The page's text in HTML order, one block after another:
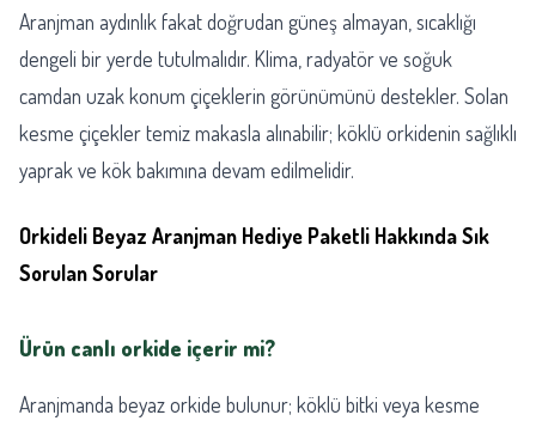
Aranjman aydınlık fakat doğrudan güneş almayan, sıcaklığı
dengeli bir yerde tutulmalıdır. Klima, radyatör ve soğuk
camdan uzak konum çiçeklerin görünümünü destekler. Solan
kesme çiçekler temiz makasla alınabilir; köklü orkidenin sağlıklı
yaprak ve kök bakımına devam edilmelidir.
Orkideli Beyaz Aranjman Hediye Paketli Hakkında Sık
Sorulan Sorular
Ürün canlı orkide içerir mi?
Aranjmanda beyaz orkide bulunur; köklü bitki veya kesme